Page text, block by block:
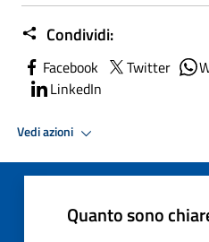
Condividi:
Facebook Twitter
LinkedIn
Vedi azioni
Quanto sono